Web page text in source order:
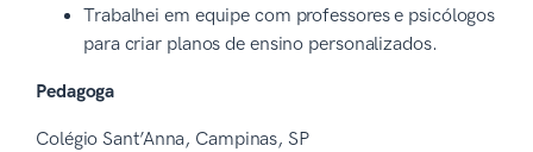
Trabalhei em equipe com professores e psicólogos
para criar planos de ensino personalizados.
Pedagoga
Colégio Sant’Anna, Campinas, SP